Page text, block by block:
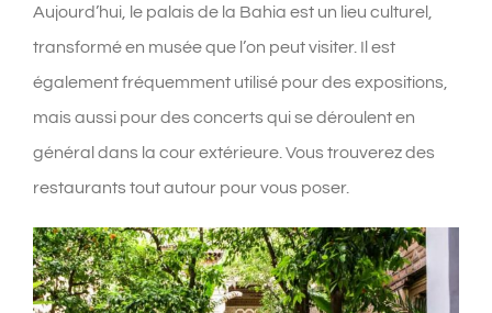
Aujourd’hui, le palais de la Bahia est un lieu culturel,
transformé en musée que l’on peut visiter. Il est
également fréquemment utilisé pour des expositions,
mais aussi pour des concerts qui se déroulent en
général dans la cour extérieure. Vous trouverez des
restaurants tout autour pour vous poser.